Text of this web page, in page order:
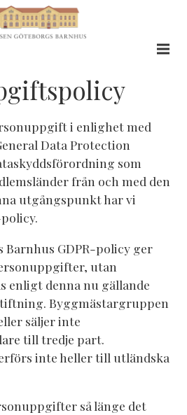
i enlighet med
Data Protection
som
från och med den
utgångspunkt har vi
Barnhus GDPR-policy ger
utan
enligt denna nu gällande
Byggmästargruppen
säljer inte
till tredje part.
inte heller till utländska
så länge det